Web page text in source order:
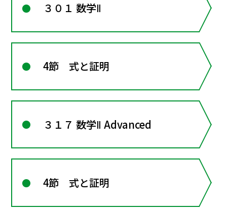
３０１ 数学Ⅱ
4節 式と証明
３１７ 数学Ⅱ Advanced
4節 式と証明